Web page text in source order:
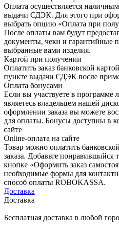
Оплата осуществляется
выдачи СДЭК. Для этого при
выбрать опцию «Оплата при
После оплаты вам будут
документы, чеки и гарантийные
выбранные вами изделия.
Картой при получении
Оплатить заказ банковской
пункте выдачи СДЭК после
Оплата бонусами
Если вы участвуете в программе
являетесь владельцем нашей
оформлении заказа вы можете
для оплаты. Бонусы доступны в
сайте
Online-оплата на сайте
Товар можно оплатить
заказа. Добавьте понравившийся
кнопке «Оформить заказ
необходимые формы для
способ оплаты ROBOKASSA.
Доставка
Доставка
Бесплатная доставка в любой